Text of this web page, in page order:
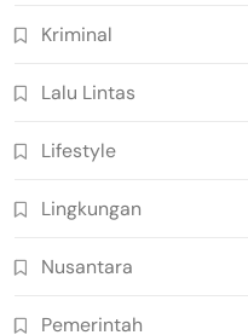
Kriminal
Lalu Lintas
Lifestyle
Lingkungan
Nusantara
Pemerintah